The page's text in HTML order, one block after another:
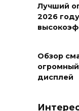
Лучший
2026
Обзор
дисплей